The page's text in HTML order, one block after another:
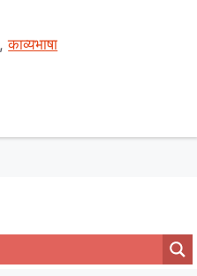
,काव्यभाषा